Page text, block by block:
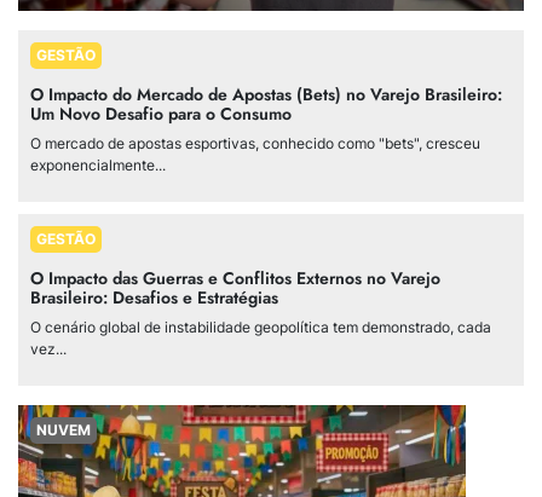
GESTÃO
O Impacto do Mercado de Apostas (Bets) no Varejo Brasileiro:
Um Novo Desafio para o Consumo
O mercado de apostas esportivas, conhecido como "bets", cresceu
exponencialmente...
GESTÃO
O Impacto das Guerras e Conflitos Externos no Varejo
Brasileiro: Desafios e Estratégias
O cenário global de instabilidade geopolítica tem demonstrado, cada
vez...
NUVEM